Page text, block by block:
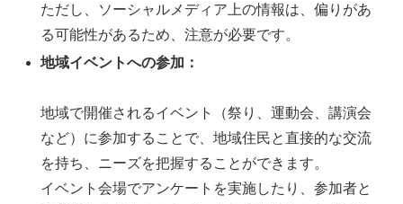
ただし、ソーシャルメディア上の情報は、偏りがあ
る可能性があるため、注意が必要です。
地域イベントへの参加：
地域で開催されるイベント（祭り、運動会、講演会
など）に参加することで、地域住民と直接的な交流
を持ち、ニーズを把握することができます。
イベント会場でアンケートを実施したり、参加者と